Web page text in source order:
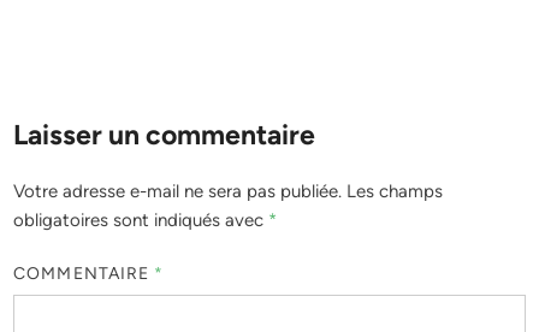
Laisser un commentaire
Votre adresse e-mail ne sera pas publiée. Les champs
obligatoires sont indiqués avec *
COMMENTAIRE *